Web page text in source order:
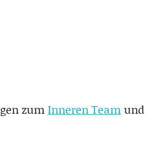
zumInneren Teamund